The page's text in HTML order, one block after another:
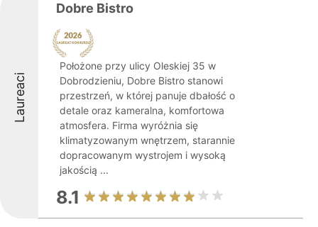
Laureaci
Dobre Bistro
Położone przy ulicy Oleskiej 35 w
Dobrodzieniu, Dobre Bistro stanowi
przestrzeń, w której panuje dbałość o
detale oraz kameralna, komfortowa
atmosfera. Firma wyróżnia się
klimatyzowanym wnętrzem, starannie
dopracowanym wystrojem i wysoką
jakością ...
8.1